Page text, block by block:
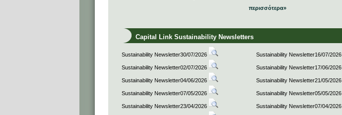
περισσότερα»
Capital Link Sustainability Newsletters
Sustainability Newsletter30/07/2026 Sustainability Newsletter16/07/2026
Sustainability Newsletter02/07/2026 Sustainability Newsletter17/06/2026
Sustainability Newsletter04/06/2026 Sustainability Newsletter21/05/2026
Sustainability Newsletter07/05/2026 Sustainability Newsletter05/05/2026
Sustainability Newsletter23/04/2026 Sustainability Newsletter07/04/2026